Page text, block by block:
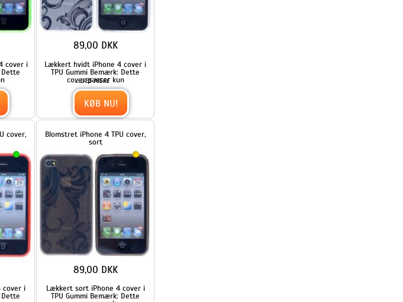
Blomstret iPhone 4 TPU cover,
sort
Lækkert sort iPhone 4 cover i
TPU Gummi Bemærk: Dette
cover passer kun
... LÆS MERE
KØB NU!
Gennemsigtigt Mønstret TPU
Cover Til iPhone 4 / 4S-
Gennemsigtig Grøn